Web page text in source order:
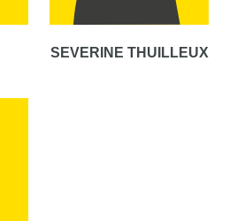
SEVERINE THUILLEUX